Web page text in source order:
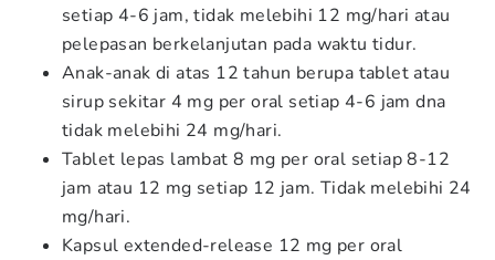
setiap 4-6 jam, tidak melebihi 12 mg/hari atau
pelepasan berkelanjutan pada waktu tidur.
Anak-anak di atas 12 tahun berupa tablet atau
sirup sekitar 4 mg per oral setiap 4-6 jam dna
tidak melebihi 24 mg/hari.
Tablet lepas lambat 8 mg per oral setiap 8-12
jam atau 12 mg setiap 12 jam. Tidak melebihi 24
mg/hari.
Kapsul extended-release 12 mg per oral